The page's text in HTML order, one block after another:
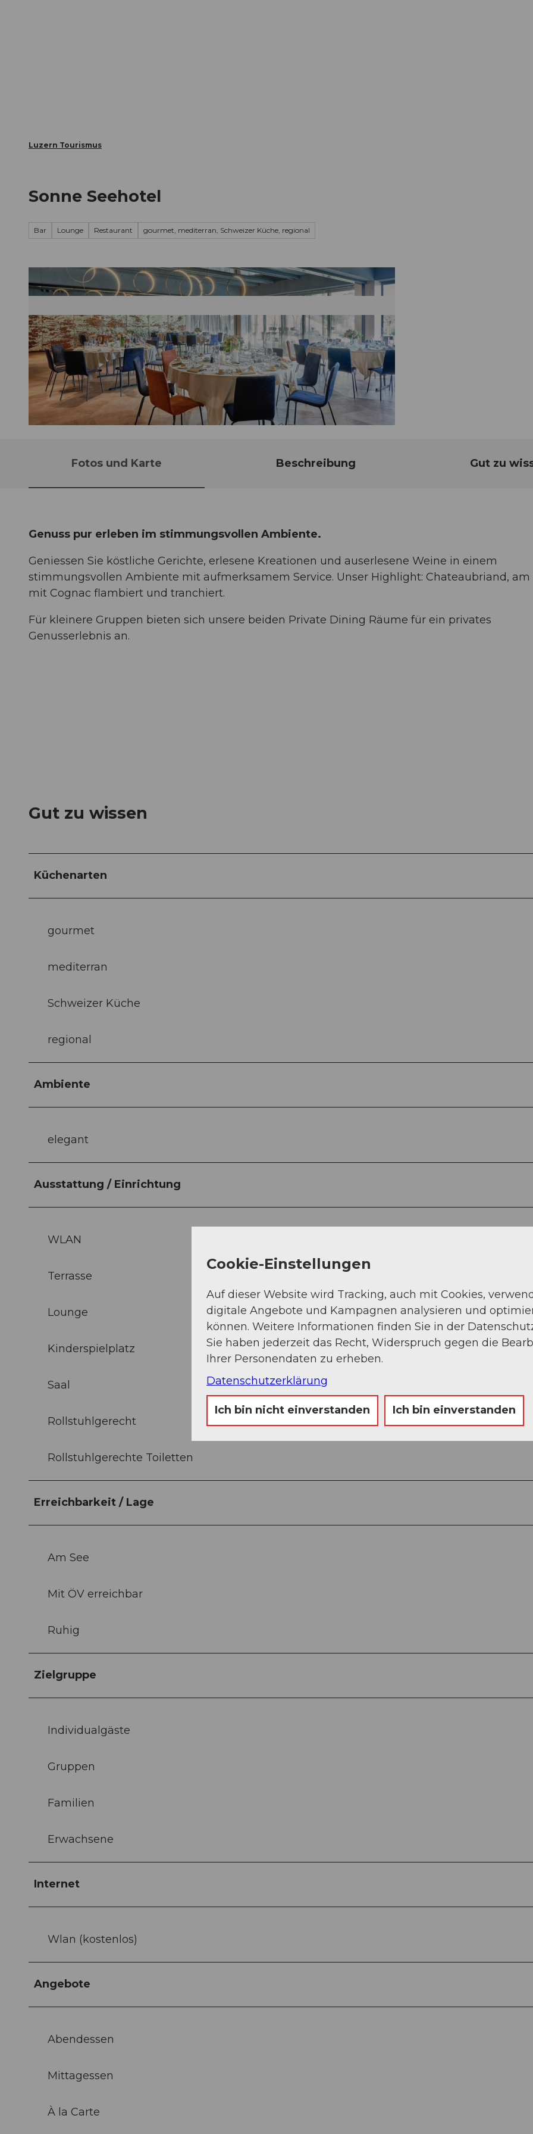
Luzern Tourismus
Sonne Seehotel
Bar Lounge Restaurant gourmet, mediterran, Schweizer Küche, regional
Fotos und Karte Beschreibung Gut zu
Genuss pur erleben im stimmungsvollen Ambiente.
Geniessen Sie köstliche Gerichte, erlesene Kreationen und auserlesene Weine in einem
stimmungsvollen Ambiente mit aufmerksamem Service. Unser Highlight: Chateaubriand, am
mit Cognac flambiert und tranchiert.
Für kleinere Gruppen bieten sich unsere beiden Private Dining Räume für ein privates
Genusserlebnis an.
Gut zu wissen
Küchenarten
gourmet
mediterran
Schweizer Küche
regional
Ambiente
elegant
Ausstattung / Einrichtung
WLAN
Terrasse
Lounge
Kinderspielplatz
Saal
Rollstuhlgerecht
Rollstuhlgerechte Toiletten
Erreichbarkeit / Lage
Am See
Mit ÖV erreichbar
Ruhig
Zielgruppe
Individualgäste
Gruppen
Familien
Erwachsene
Internet
Wlan (kostenlos)
Angebote
Abendessen
Mittagessen
À la Carte
Cookie-Einstellungen
Auf dieser Website wird Tracking, auch mit Cookies,
digitale Angebote und Kampagnen analysieren und
können. Weitere Informationen finden Sie in der
Sie haben jederzeit das Recht, Widerspruch gegen die
Ihrer Personendaten zu erheben.
Datenschutzerklärung
Ich bin nicht einverstanden Ich bin einverstanden